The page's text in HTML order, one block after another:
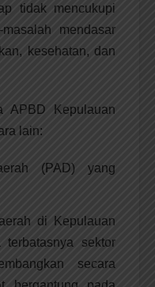
tidak mencukupi
mendasar
kesehatan, dan
APBD Kepulauan
lain:
(PAD) yang
di Kepulauan
sektor
secara